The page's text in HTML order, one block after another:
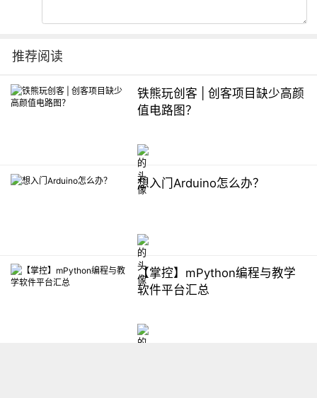
推荐阅读
铁熊玩创客 | 创客项目缺少高颜
值电路图？
想入门Arduino怎么办？
【掌控】mPython编程与教学
软件平台汇总